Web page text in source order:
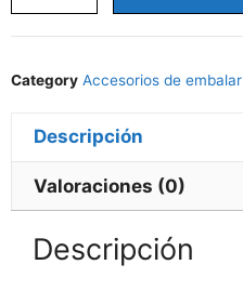
Category Accesorios de embalar
Descripción
Valoraciones (0)
Descripción